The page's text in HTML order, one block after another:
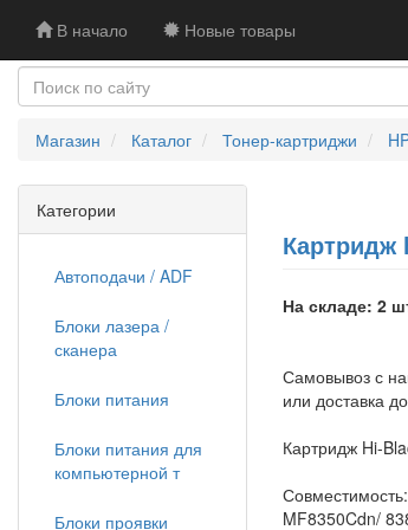
В начало Новые товары
Магазин Каталог Тонер-картриджи
Картридж
На складе: 2
Самовывоз с
или доставка
Картридж Hi-
MF8350Cdn/
Категории
Автоподачи / ADF
Блоки лазера /
сканера
Блоки питания
Блоки питания для
компьютерной т
Блоки проявки